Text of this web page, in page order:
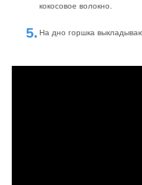
кокосовое волокно.
На дно горшка